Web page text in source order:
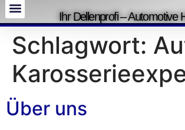
Ihr Dellenprofi – Automotive
Schlagwort:
Über uns